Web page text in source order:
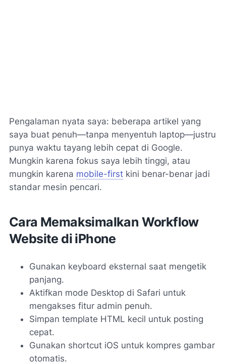
Pengalaman nyata saya: beberapa artikel yang
saya buat penuh—tanpa menyentuh laptop—justru
punya waktu tayang lebih cepat di Google.
Mungkin karena fokus saya lebih tinggi, atau
mungkin karena mobile-first kini benar-benar jadi
standar mesin pencari.
Cara Memaksimalkan Workflow
Website di iPhone
Gunakan keyboard eksternal saat mengetik
panjang.
Aktifkan mode Desktop di Safari untuk
mengakses fitur admin penuh.
Simpan template HTML kecil untuk posting
cepat.
Gunakan shortcut iOS untuk kompres gambar
otomatis.